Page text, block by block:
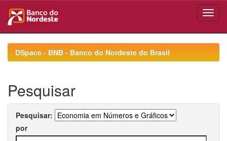
navigationDSpace - BNB - Banco do Nordeste do Brasil
Pesquisar
Pesquisar:
por